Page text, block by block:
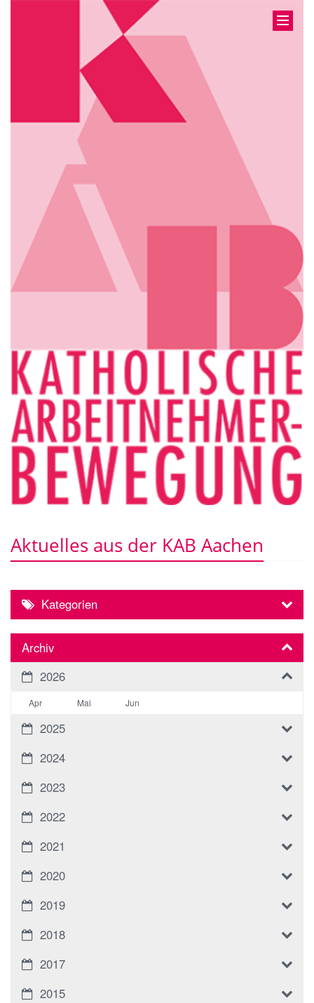
Aktuelles aus der KAB Aachen
Kategorien
Archiv
2026
Apr Mai Jun
2025
2024
2023
2022
2021
2020
2019
2018
2017
2015